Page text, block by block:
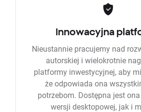
Innowacyjna
Nieustannie pracujemy nad
autorskiej i wielokrotnie
platformy inwestycyjnej, aby
że odpowiada ona
potrzebom. Dostępna jest
wersji desktopowej, jak i